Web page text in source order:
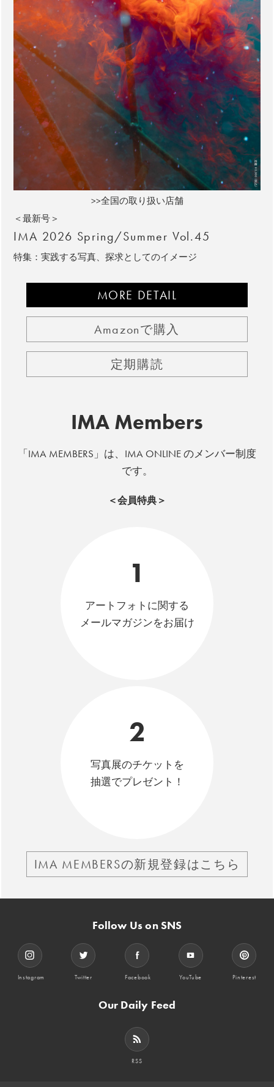
>>全国の取り扱い店舗
＜最新号＞
IMA 2026 Spring/Summer Vol.45
特集：実践する写真、探求としてのイメージ
MORE DETAIL
Amazonで購入
定期購読
IMA Members
「IMA MEMBERS」は、IMA ONLINE のメンバー制度
です。
＜会員特典＞
1
アートフォトに関する
メールマガジンをお届け
2
写真展のチケットを
抽選でプレゼント！
IMA MEMBERSの新規登録はこちら
Follow Us on SNS
Instagram Twitter Facebook YouTube Pinterest
Our Daily Feed
RSS